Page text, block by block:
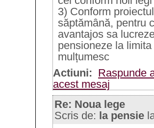
3) Conform
săptămână, pentru
avantajos sa
pensioneze la
mulțumesc
Actiuni: Raspunde
acest mesaj
Re: Noua lege
Scris de: la pensie